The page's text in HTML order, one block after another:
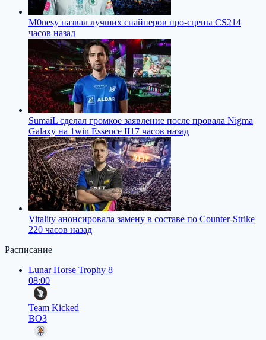
M0nesy назвал лучших снайперов про-сцены CS214
часов назад
SumaiL сделал громкое заявление после провала Nigma
Galaxy на 1win Essence II17 часов назад
Vitality анонсировала замену в составе по Counter-Strike
220 часов назад
Расписание
Lunar Horse Trophy 8
08:00
Team Kicked
BO3